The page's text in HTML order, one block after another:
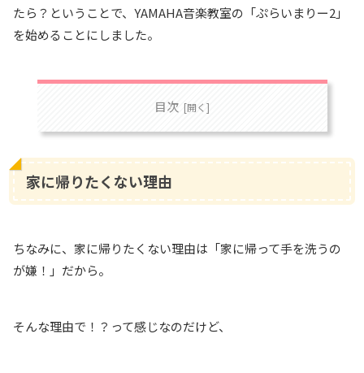
たら？ということで、YAMAHA音楽教室の「ぷらいまりー2」
を始めることにしました。
目次
家に帰りたくない理由
ちなみに、家に帰りたくない理由は「家に帰って手を洗うの
が嫌！」だから。
そんな理由で！？って感じなのだけど、